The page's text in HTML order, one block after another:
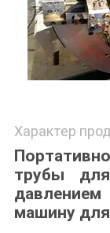
Характер
трубы
машину